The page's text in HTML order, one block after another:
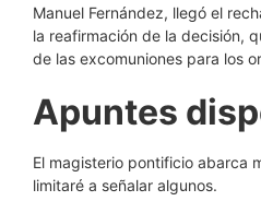
Manuel Fernández, llegó el
la reafirmación de la decisión,
de las excomuniones para los
Apuntes
El magisterio pontificio abarca
limitaré a señalar algunos.